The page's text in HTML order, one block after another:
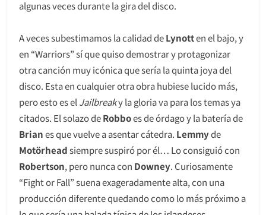
algunas veces durante la gira del disco.
A veces subestimamos la calidad deLynotten el bajo, y
en “Warriors” sí que quiso demostrar y protagonizar
otra canción muy icónica que sería la quinta joya del
disco. Esta en cualquier otra obra hubiese lucido más,
pero esto es el Jailbreaky la gloria va para los temas ya
citados. El solazo deRobboes de órdago y la batería de
Brianes que vuelve a asentar cátedra. Lemmyde
Motörheadsiempre suspiró por él… Lo consiguió con
Robertson, pero nunca con Downey. Curiosamente
“Fight or Fall” suena exageradamente alta, con una
producción diferente quedando como lo más próximo a